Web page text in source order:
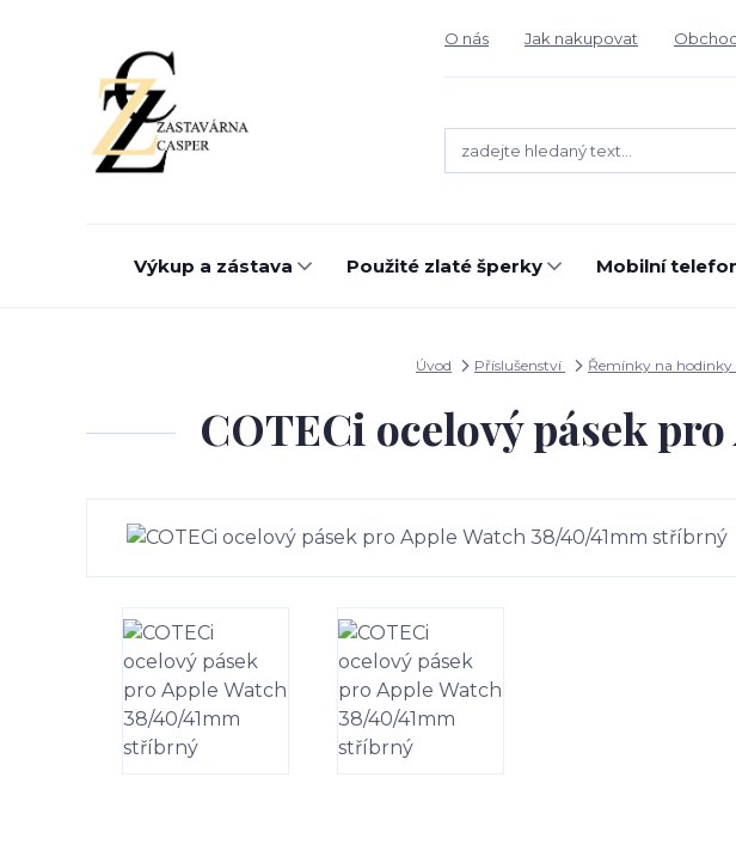
O nás Jak nakupovat
Výkup a zástava Použité zlaté šperky Mobilní
Úvod Příslušenství Řemínky na hodinky
COTECi ocelový pásek